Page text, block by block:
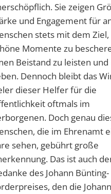
Sie zeigen
und Engagement für
stets mit dem
Momente zu
Beistand zu leisten und
Dennoch bleibt das
dieser Helfer für die
oftmals im
Doch genau
die im Ehrenamt
sehen, gebührt große
Das ist auch
des Johann Bünting-
den die Johann